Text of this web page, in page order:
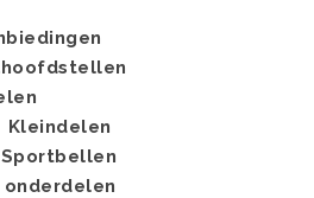
Kleindelen
Sportbellen
onderdelen